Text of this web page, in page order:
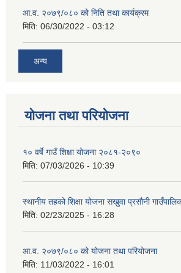
आ.व. २०७९/०८० को निति तथा कार्यक्रम
मिति: 06/30/2022 - 03:12
अन्य
योजना तथा परियोजना
१० वर्षे गाउँ शिक्षा योजना २०८१-२०९०
मिति: 07/03/2026 - 10:39
स्थानीय तहको शिक्षा योजना सखुवा प्रसौनी
मिति: 02/23/2025 - 16:28
आ.व. २०७९/०८० को योजना तथा परियोजना
मिति: 11/03/2022 - 16:01